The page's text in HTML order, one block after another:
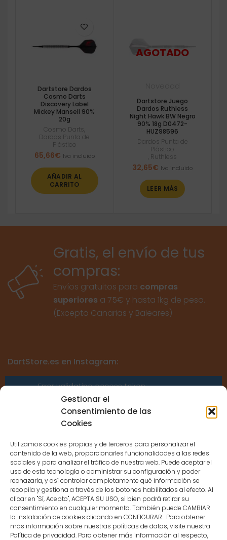
Gestionar el
Consentimiento de las
Cookies
Utilizamos cookies propias y de terceros para personalizar el
contenido de la web, proporcionarles funcionalidades a las redes
sociales y para analizar el tráfico de nuestra web. Puede aceptar el
uso de esta tecnología o administrar su configuración y poder
rechazarla, y así controlar completamente qué información se
recopila y gestiona a través de los botones habilitados al efecto. Al
clicar en "Sí, Acepto", ACEPTA SU USO, si bien podrá retirar su
consentimiento en cualquier momento. También puede CAMBIAR
la instalación de cookies clicando en CONFIGURAR. Para obtener
más información sobre nuestras políticas de datos, visite nuestra
Política de privacidad. Para obtener más información al respecto,
Dartstore Dardos
Cosmo Darts
Discovery Label
Mickey Mansell 90%
20g
Cosmo Darts
Dardos Punta de
Plástico
65,66€ Iva incluido
AÑADIR AL
CARRITO
Dartstore Juego
Dardos Ruthless
Night Hawk BW Negro
90% 18g D0472-
HUZ98596
Dardos Punta de
Plástico
Ruthless
32,65€ Iva incluido
LEER MÁS
Gratis, el envío de tus
compras:
Envíos gratuitos para compras
superiores a 75€ y hasta 1kg de peso.
(Excepto Canarias y Baleares)
DartStore.es en Instagram:
Error validating access token:
Sessions for the user are not allowed
because the user is not a confirmed
CONTACTO
MENÚ PRINCIPAL